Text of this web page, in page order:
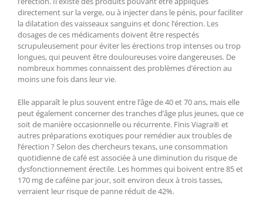
directement sur la verge, ou à injecter dans le pénis, pour faciliter
la dilatation des vaisseaux sanguins et donc l’érection. Les
dosages de ces médicaments doivent être respectés
scrupuleusement pour éviter les érections trop intenses ou trop
longues, qui peuvent être douloureuses voire dangereuses. De
nombreux hommes connaissent des problèmes d’érection au
moins une fois dans leur vie.
Elle apparaît le plus souvent entre l’âge de 40 et 70 ans, mais elle
peut également concerner des tranches d’âge plus jeunes, que ce
soit de manière occasionnelle ou récurrente. Finis Viagra® et
autres préparations exotiques pour remédier aux troubles de
l’érection ? Selon des chercheurs texans, une consommation
quotidienne de café est associée à une diminution du risque de
dysfonctionnement érectile. Les hommes qui boivent entre 85 et
170 mg de caféine par jour, soit environ deux à trois tasses,
verraient leur risque de panne réduit de 42%.